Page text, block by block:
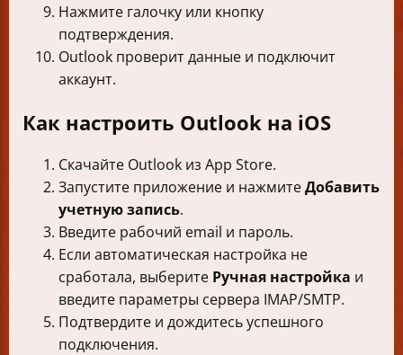
Нажмите галочку или кнопку
подтверждения.
Outlook проверит данные и подключит
аккаунт.
Как настроить Outlook на iOS
Скачайте Outlook из App Store.
Запустите приложение и нажмитеДобавить
учетную запись.
Введите рабочий email и пароль.
Если автоматическая настройка не
сработала, выберите Ручная настройка и
введите параметры сервера IMAP/SMTP.
Подтвердите и дождитесь успешного
подключения.